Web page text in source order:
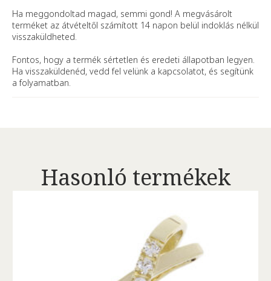
Ha meggondoltad magad, semmi gond! A megvásárolt
terméket az átvételtől számított 14 napon belül indoklás nélkül
visszaküldheted.
Fontos, hogy a termék sértetlen és eredeti állapotban legyen.
Ha visszaküldenéd, vedd fel velünk a kapcsolatot, és segítünk
a folyamatban.
Hasonló termékek